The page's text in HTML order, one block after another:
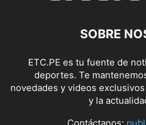
SOBRE
ETC.PE es tu fuente de
deportes. Te
novedades y videos
y la